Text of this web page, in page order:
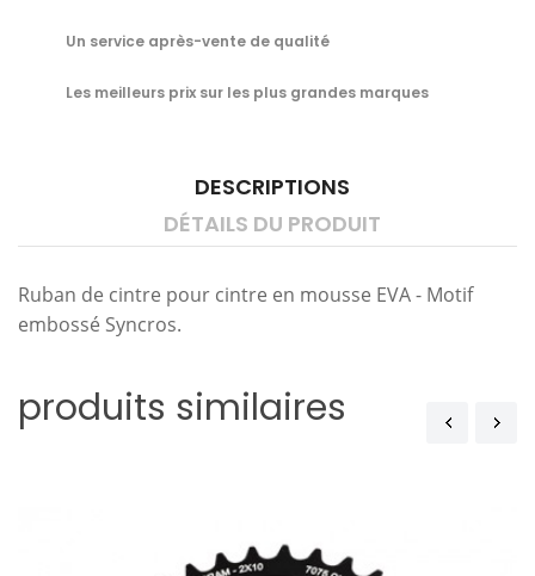
Un service après-vente de qualité
Les meilleurs prix sur les plus grandes marques
DESCRIPTIONS
DÉTAILS DU PRODUIT
Ruban de cintre pour cintre en mousse EVA - Motif
embossé Syncros.
produits similaires